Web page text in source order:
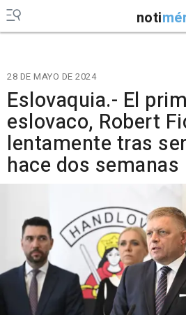
noti
28 DE MAYO DE 2024
Eslovaquia.- El
eslovaco, Robert
lentamente tras
hace dos semanas